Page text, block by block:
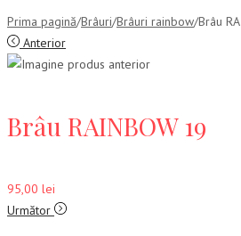
Prima pagină/Brâuri/Brâuri rainbow/Brâu
Anterior
Brâu RAINBOW 19
95,00 lei
Următor